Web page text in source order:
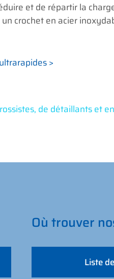
et de répartir la
crochet en acier
>
de détaillants et en
Où trouver
Liste